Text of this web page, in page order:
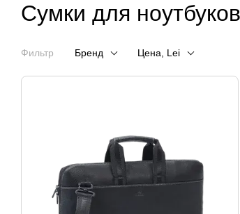
Сумки для ноутбуков
Фильтр Бренд Цена, Lei